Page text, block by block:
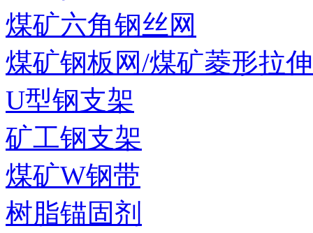
煤矿六角钢丝网
煤矿钢板网/煤矿菱形拉
U型钢支架
矿工钢支架
煤矿W钢带
树脂锚固剂